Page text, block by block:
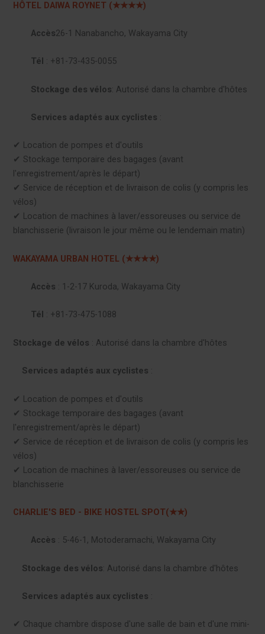
HÔTEL DAIWA ROYNET (★★★★)
Accès26-1 Nanabancho, Wakayama City
Tél : +81-73-435-0055
Stockage des vélos: Autorisé dans la chambre d'hôtes
Services adaptés aux cyclistes :
✔︎ Location de pompes et d'outils
✔︎ Stockage temporaire des bagages (avant
l'enregistrement/après le départ)
✔︎ Service de réception et de livraison de colis (y compris les
vélos)
✔︎ Location de machines à laver/essoreuses ou service de
blanchisserie (livraison le jour même ou le lendemain matin)
WAKAYAMA URBAN HOTEL (★★★★)
Accès : 1-2-17 Kuroda, Wakayama City
Tél : +81-73-475-1088
Stockage de vélos : Autorisé dans la chambre d'hôtes
Services adaptés aux cyclistes :
✔︎ Location de pompes et d'outils
✔︎ Stockage temporaire des bagages (avant
l'enregistrement/après le départ)
✔︎ Service de réception et de livraison de colis (y compris les
vélos)
✔︎ Location de machines à laver/essoreuses ou service de
blanchisserie
CHARLIE'S BED - BIKE HOSTEL SPOT(★★)
Accès : 5-46-1, Motoderamachi, Wakayama City
Stockage des vélos: Autorisé dans la chambre d'hôtes
Services adaptés aux cyclistes :
✔︎ Chaque chambre dispose d'une salle de bain et d'une mini-